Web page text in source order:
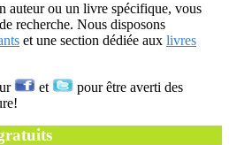
auteur ou un livre spécifique, vous
recherche. Nous disposons
et une section dédiée aux livres
et
pour être averti des